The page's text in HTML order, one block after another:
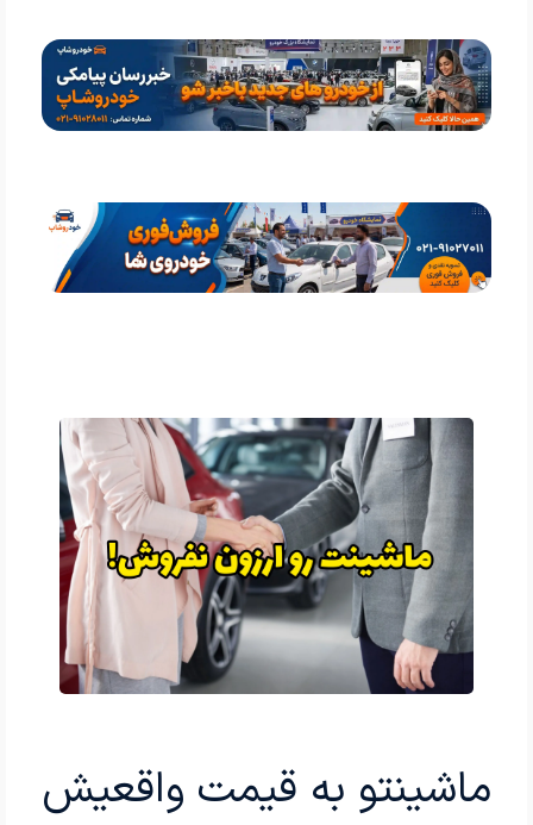
ماشینتو به قیمت واقعیش